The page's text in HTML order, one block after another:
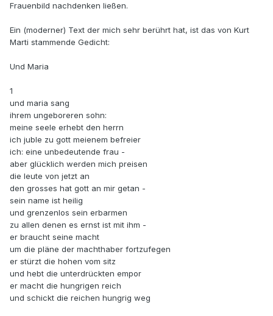
Frauenbild nachdenken ließen.
Ein (moderner) Text der mich sehr berührt hat, ist das von Kurt
Marti stammende Gedicht:
Und Maria
1
und maria sang
ihrem ungeboreren sohn:
meine seele erhebt den herrn
ich juble zu gott meienem befreier
ich: eine unbedeutende frau -
aber glücklich werden mich preisen
die leute von jetzt an
den grosses hat gott an mir getan -
sein name ist heilig
und grenzenlos sein erbarmen
zu allen denen es ernst ist mit ihm -
er braucht seine macht
um die pläne der machthaber fortzufegen
er stürzt die hohen vom sitz
und hebt die unterdrückten empor
er macht die hungrigen reich
und schickt die reichen hungrig weg